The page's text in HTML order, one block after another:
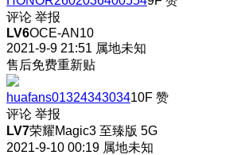
评论 举报
LV6OCE-AN10
2021-9-9 21:51 属地未知
售后免费重新贴
huafans0132434303410F 赞
评论 举报
LV7荣耀Magic3 至臻版 5G
2021-9-10 00:19 属地未知